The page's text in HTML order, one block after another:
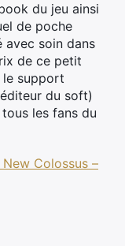
du jeu ainsi
de poche
soin dans
de ce petit
le support
du soft)
les fans du
Colossus –